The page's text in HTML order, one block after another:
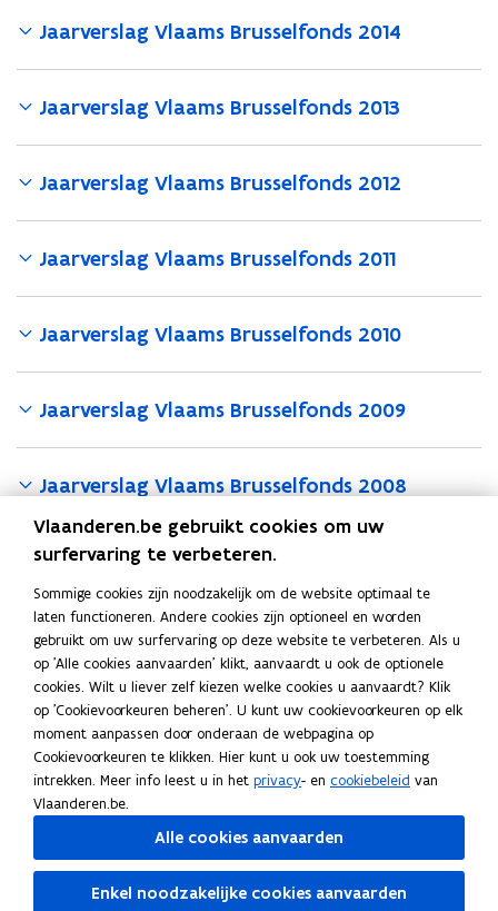
Jaarverslag Vlaams Brusselfonds 2014
Jaarverslag Vlaams Brusselfonds 2013
Jaarverslag Vlaams Brusselfonds 2012
Jaarverslag Vlaams Brusselfonds 2011
Jaarverslag Vlaams Brusselfonds 2010
Jaarverslag Vlaams Brusselfonds 2009
Jaarverslag Vlaams Brusselfonds 2008
Jaarverslag Vlaams Brusselfonds 2007
Jaarverslag Vlaams Brusselfonds 2006
Jaarverslag Vlaams Brusselfonds 2005
Jaarverslag Vlaams Brusselfonds 2004
Deel deze pagina
Vlaanderen.be gebruikt cookies om uw
surfervaring te verbeteren.
Sommige cookies zijn noodzakelijk om de website optimaal te
laten functioneren. Andere cookies zijn optioneel en worden
gebruikt om uw surfervaring op deze website te verbeteren. Als u
op 'Alle cookies aanvaarden' klikt, aanvaardt u ook de optionele
cookies. Wilt u liever zelf kiezen welke cookies u aanvaardt? Klik
op 'Cookievoorkeuren beheren'. U kunt uw cookievoorkeuren op elk
moment aanpassen door onderaan de webpagina op
Cookievoorkeuren te klikken. Hier kunt u ook uw toestemming
intrekken. Meer info leest u in het privacy- en cookiebeleid van
Vlaanderen.be.
Alle cookies aanvaarden
Enkel noodzakelijke cookies aanvaarden